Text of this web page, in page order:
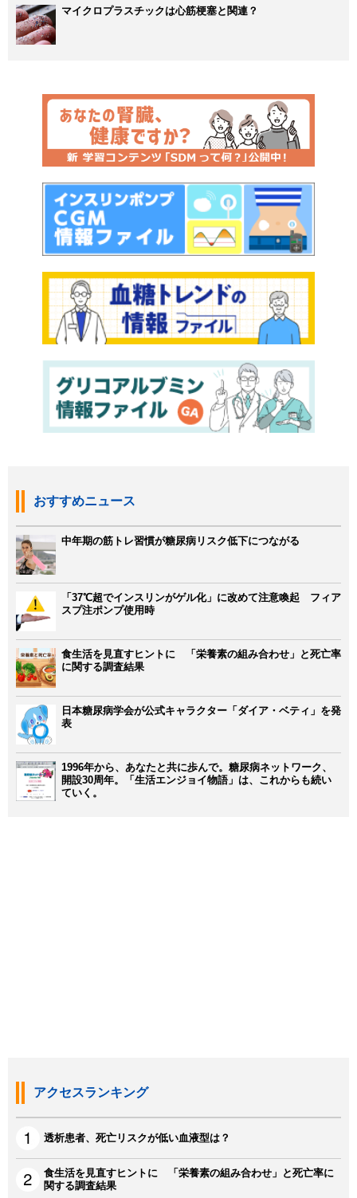
マイクロプラスチックは心筋梗塞と関連？
おすすめニュース
中年期の筋トレ習慣が糖尿病リスク低下につながる
「37℃超でインスリンがゲル化」に改めて注意喚起 フィア
スプ注ポンプ使用時
食生活を見直すヒントに 「栄養素の組み合わせ」と死亡率
に関する調査結果
日本糖尿病学会が公式キャラクター「ダイア・ベティ」を発
表
1996年から、あなたと共に歩んで。糖尿病ネットワーク、
開設30周年。「生活エンジョイ物語」は、これからも続い
ていく。
アクセスランキング
透析患者、死亡リスクが低い血液型は？
食生活を見直すヒントに 「栄養素の組み合わせ」と死亡率に
関する調査結果